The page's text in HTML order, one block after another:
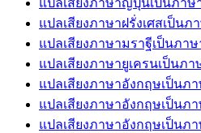
แปลเสียงภาษาญี่ปุ่นเป็นภาษ
แปลเสียงภาษาฝรั่งเศสเป็นภ
แปลเสียงภาษามราฐีเป็นภา
แปลเสียงภาษายูเครนเป็นภ
แปลเสียงภาษาอังกฤษเป็นภ
แปลเสียงภาษาอังกฤษเป็นภ
แปลเสียงภาษาอังกฤษเป็นภ